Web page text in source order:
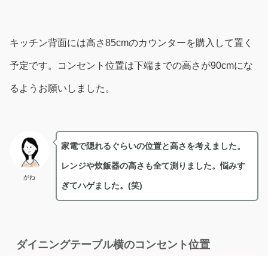
キッチン背面には高さ85cmのカウンターを購入して置く
予定です。コンセント位置は下端までの高さが90cmにな
るようお願いしました。
がね
家電で隠れるぐらいの位置と高さを考えました。
レンジや炊飯器の高さも全て測りました。悩みす
ぎてハゲました。(笑)
ダイニングテーブル横のコンセント位置